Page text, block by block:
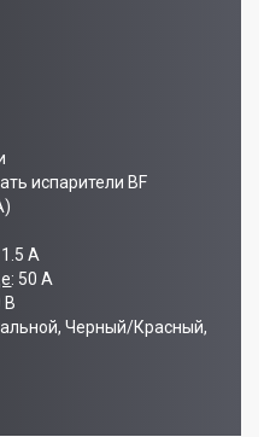
испарители BF
1.5 А
: 50 А
В
Черный/Красный,